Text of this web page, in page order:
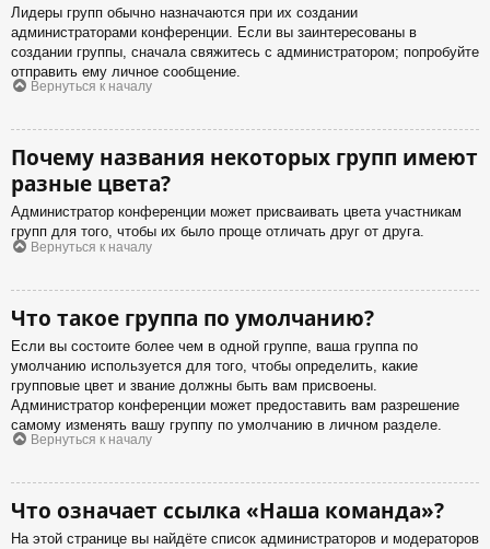
Лидеры групп обычно назначаются при их создании
администраторами конференции. Если вы заинтересованы в
создании группы, сначала свяжитесь с администратором; попробуйте
отправить ему личное сообщение.
Вернуться к началу
Почему названия некоторых групп имеют
разные цвета?
Администратор конференции может присваивать цвета участникам
групп для того, чтобы их было проще отличать друг от друга.
Вернуться к началу
Что такое группа по умолчанию?
Если вы состоите более чем в одной группе, ваша группа по
умолчанию используется для того, чтобы определить, какие
групповые цвет и звание должны быть вам присвоены.
Администратор конференции может предоставить вам разрешение
самому изменять вашу группу по умолчанию в личном разделе.
Вернуться к началу
Что означает ссылка «Наша команда»?
На этой странице вы найдёте список администраторов и модераторов